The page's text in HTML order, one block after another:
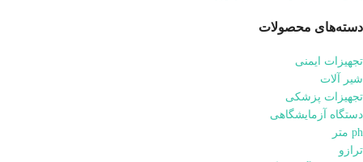
دسته‌های محصولات
تجهیزات ایمنی
شیر آلات
تجهیزات پزشکی
دستگاه آزمایشگاهی
ph متر
ترازو